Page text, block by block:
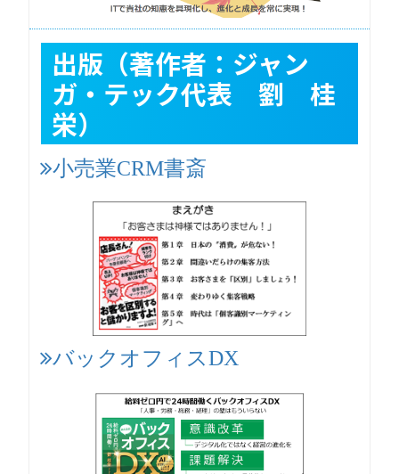
出版（著作者：ジャン
ガ・テック代表 劉 桂
栄）
小売業CRM書斎
バックオフィスDX